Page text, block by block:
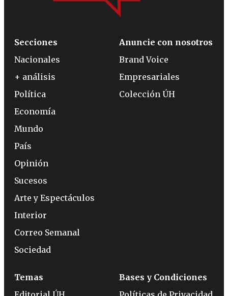
Secciones
Nacionales
+ análisis
Política
Economía
Mundo
País
Opinión
Sucesos
Arte y Espectáculos
Interior
Correo Semanal
Sociedad
Anuncie con nosotros
Brand Voice
Empresariales
Colección ÚH
Temas
Bases y Condiciones